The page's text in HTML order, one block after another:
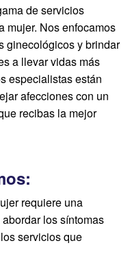
de servicios
mujer. Nos enfocamos
ginecológicos y brindar
a llevar vidas más
especialistas están
afecciones con un
recibas la mejor
requiere una
los síntomas
servicios que